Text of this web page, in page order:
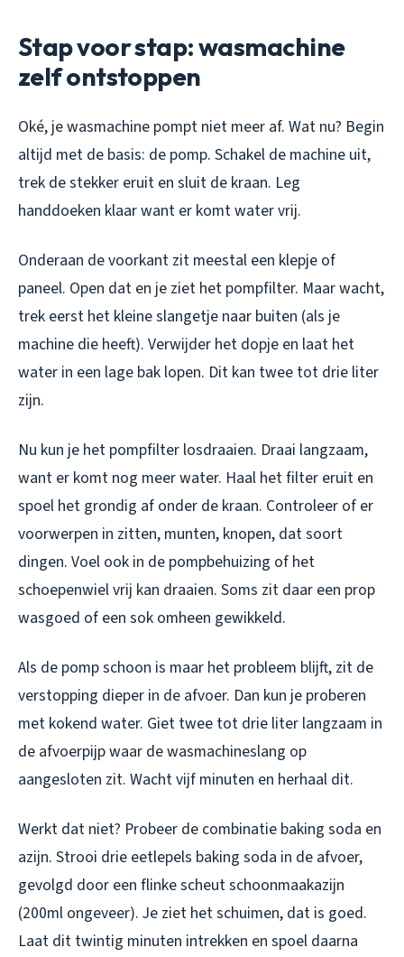
Stap voor stap: wasmachine
zelf ontstoppen
Oké, je wasmachine pompt niet meer af. Wat nu? Begin
altijd met de basis: de pomp. Schakel de machine uit,
trek de stekker eruit en sluit de kraan. Leg
handdoeken klaar want er komt water vrij.
Onderaan de voorkant zit meestal een klepje of
paneel. Open dat en je ziet het pompfilter. Maar wacht,
trek eerst het kleine slangetje naar buiten (als je
machine die heeft). Verwijder het dopje en laat het
water in een lage bak lopen. Dit kan twee tot drie liter
zijn.
Nu kun je het pompfilter losdraaien. Draai langzaam,
want er komt nog meer water. Haal het filter eruit en
spoel het grondig af onder de kraan. Controleer of er
voorwerpen in zitten, munten, knopen, dat soort
dingen. Voel ook in de pompbehuizing of het
schoepenwiel vrij kan draaien. Soms zit daar een prop
wasgoed of een sok omheen gewikkeld.
Als de pomp schoon is maar het probleem blijft, zit de
verstopping dieper in de afvoer. Dan kun je proberen
met kokend water. Giet twee tot drie liter langzaam in
de afvoerpijp waar de wasmachineslang op
aangesloten zit. Wacht vijf minuten en herhaal dit.
Werkt dat niet? Probeer de combinatie baking soda en
azijn. Strooi drie eetlepels baking soda in de afvoer,
gevolgd door een flinke scheut schoonmaakazijn
(200ml ongeveer). Je ziet het schuimen, dat is goed.
Laat dit twintig minuten intrekken en spoel daarna